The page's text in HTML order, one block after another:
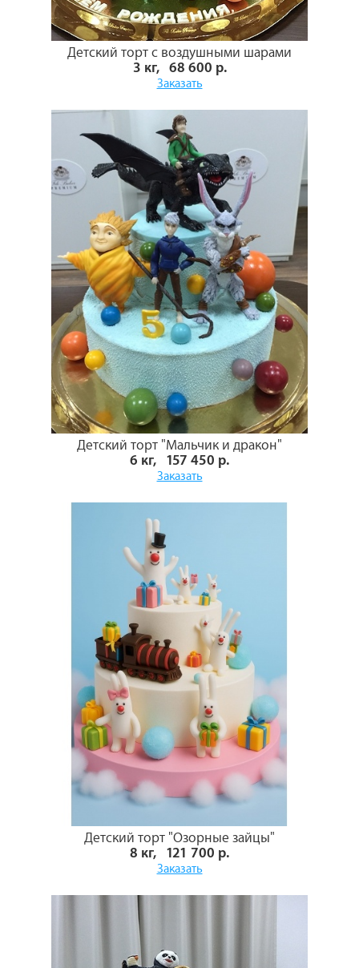
Детский торт с воздушными шарами
3 кг, 68 600 р.
Заказать
Детский торт "Мальчик и дракон"
6 кг, 157 450 р.
Заказать
Детский торт "Озорные зайцы"
8 кг, 121 700 р.
Заказать